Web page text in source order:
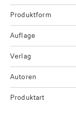
erschliessen.
Produktform
Auflage
Verlag
Autoren
Produktart